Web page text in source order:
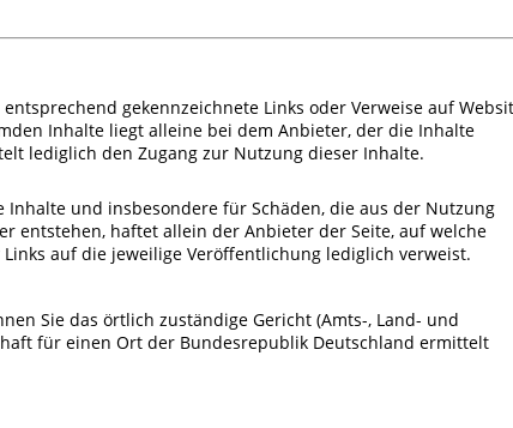
gekennzeichnete Links oder Verweise auf
Inhalte liegt alleine bei dem Anbieter, der die Inhalte
lediglich den Zugang zur Nutzung dieser Inhalte.
und insbesondere für Schäden, die aus der Nutzung
entstehen, haftet allein der Anbieter der Seite, auf welche
auf die jeweilige Veröffentlichung lediglich verweist.
Sie das örtlich zuständige Gericht (Amts-, Land- und
für einen Ort der Bundesrepublik Deutschland ermittelt